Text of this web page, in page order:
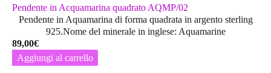
Pendente in Acquamarina quadrato AQMP/02
Pendente in Aquamarina di forma quadrata in argento sterling
925.Nome del minerale in inglese: Aquamarine
89,00€
Aggiungi al carrello